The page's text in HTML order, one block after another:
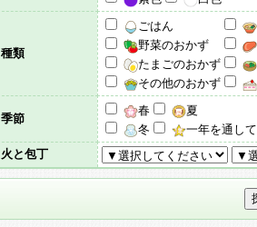
種類
ごはん
野菜のおかず
たまごのおかず
その他のおかず
季節
春 夏
冬
一年を通して
火と包丁